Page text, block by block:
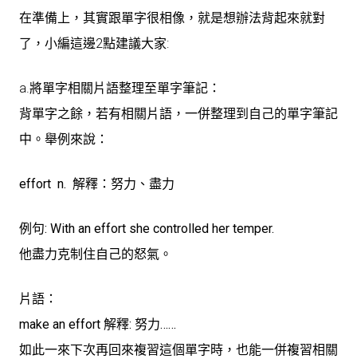
在準備上，其實跟單字很相像，就是想辦法背起來就對
了，小編這邊2點建議大家:
a.將單字相關片語整理至單字筆記：
背單字之餘，若有相關片語，一併整理到自己的單字筆記
中。舉例來說：
effort n. 解釋：努力、盡力
例句: With an effort she controlled her temper.
他盡力克制住自己的怒氣。
片語：
make an effort 解釋: 努力……
如此一來下次再回來複習這個單字時，也能一併複習相關